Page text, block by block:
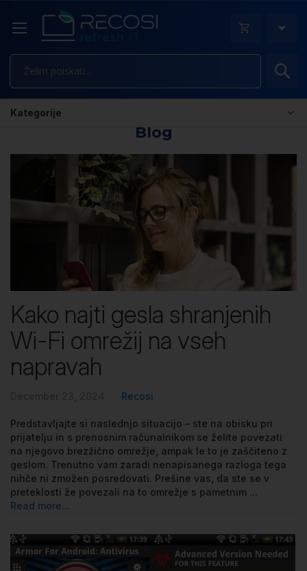
Blog
Kako najti gesla shranjenih
Wi-Fi omrežij na vseh
napravah
Recosi
Predstavljajte si naslednjo situacijo – ste na obisku pri
prijatelju in s prenosnim računalnikom se želite povezati
na njegovo brezžično omrežje, ampak le to je zaščiteno z
geslom. Trenutno vam zaradi nenapisanega razloga tega
nihče ni zmožen posredovati. Prešine vas, da ste se v
preteklosti že povezali na to omrežje s pametnim ...
Read more...
Kategorije